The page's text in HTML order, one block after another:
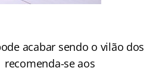
acabar sendo o vilão dos
se aos